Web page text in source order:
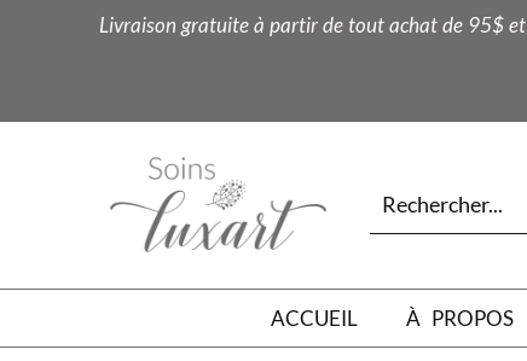
Livraison gratuite à partir de tout achat de 95$
ACCUEIL À PROPOS